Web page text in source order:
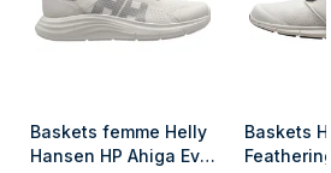
Baskets femme Helly
Hansen HP Ahiga Evo
Baskets